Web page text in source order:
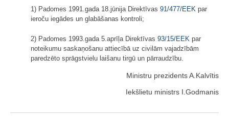
1) Padomes 1991.gada 18.jūnija Direktīvas 91/477/EEK par
ieroču ie­gādes un glabāšanas kontroli;
2) Padomes 1993.gada 5.aprīļa Direktīvas 93/15/EEK par
noteikumu sa­skaņošanu attiecībā uz civilām vajadzībām
paredzēto sprāgstvielu laišanu tirgū un pārraudzību.
Ministru prezidents A.Kalvītis
Iekšlietu ministrs I.Godmanis